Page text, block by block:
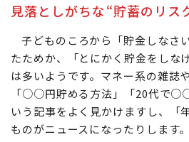
見落としがちな“貯蓄のリス
子どものころから「貯金しなさ
たためか、「とにかく貯金をしな
は多いようです。マネー系の雑誌
「○○円貯める方法」「20代で
いう記事をよく見かけますし、「
ものがニュースになったりします。